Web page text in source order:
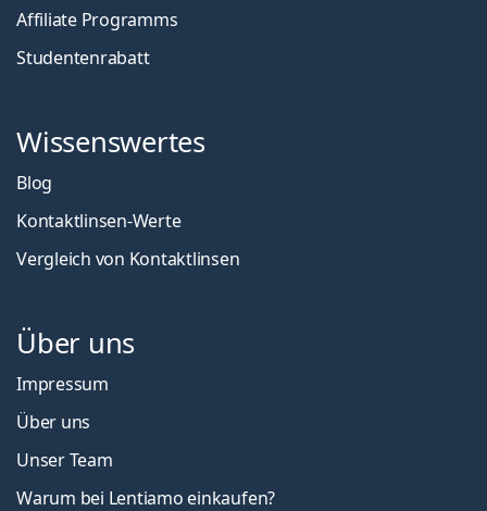
Affiliate Programms
Studentenrabatt
Wissenswertes
Blog
Kontaktlinsen-Werte
Vergleich von Kontaktlinsen
Über uns
Impressum
Über uns
Unser Team
Warum bei Lentiamo einkaufen?